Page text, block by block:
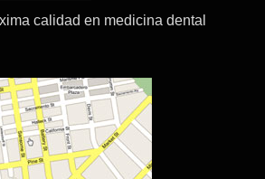
calidad en medicina dental